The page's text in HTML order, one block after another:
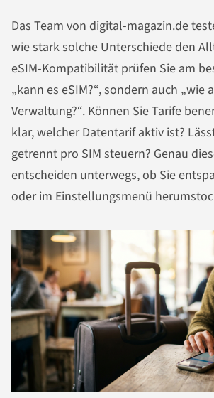
Das Team von digital-magazin.de
wie stark solche Unterschiede den
eSIM-Kompatibilität prüfen Sie am
„kann es eSIM?“, sondern auch „wie
Verwaltung?“. Können Sie Tarife
klar, welcher Datentarif aktiv ist?
getrennt pro SIM steuern? Genau
entscheiden unterwegs, ob Sie
oder im Einstellungsmenü